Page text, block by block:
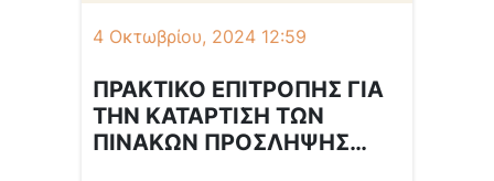
για την […]
4 Οκτωβρίου, 2024 12:59
ΠΡΑΚΤΙΚΟ ΕΠΙΤΡΟΠΗΣ ΓΙΑ
ΤΗΝ ΚΑΤΑΡΤΙΣΗ ΤΩΝ
ΠΙΝΑΚΩΝ ΠΡΟΣΛΗΨΗΣ